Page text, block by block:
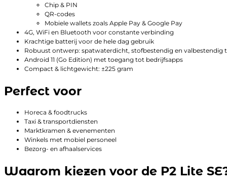
Chip & PIN
QR-codes
Mobiele wallets zoals Apple Pay & Google Pay
4G, WiFi en Bluetooth voor constante verbinding
Krachtige batterij voor de hele dag gebruik
Robuust ontwerp: spatwaterdicht, stofbestendig en valbestendig
Android 11 (Go Edition) met toegang tot bedrijfsapps
Compact & lichtgewicht: ±225 gram
Perfect voor
Horeca & foodtrucks
Taxi & transportdiensten
Marktkramen & evenementen
Winkels met mobiel personeel
Bezorg- en afhaalservices
Waarom kiezen voor de P2 Lite